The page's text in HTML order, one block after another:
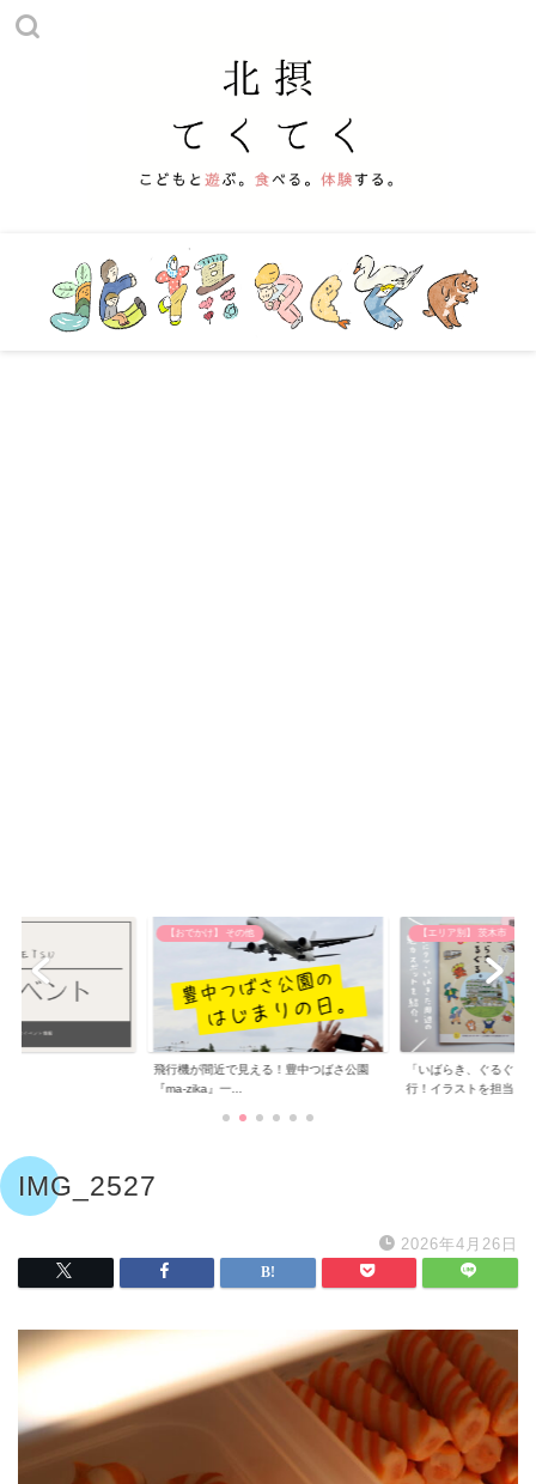
【おでかけ】 その他
飛行機が間近で見える！豊中つばさ公園
『ma-zika』一...
【エリア別】 茨木市
「いばらき、ぐるぐる
行！イラストを担当...
IMG_2527
2026年4月26日